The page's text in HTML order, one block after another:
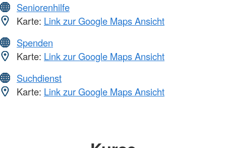
Seniorenhilfe
Karte: Link zur Google Maps Ansicht
Spenden
Karte: Link zur Google Maps Ansicht
Suchdienst
Karte: Link zur Google Maps Ansicht